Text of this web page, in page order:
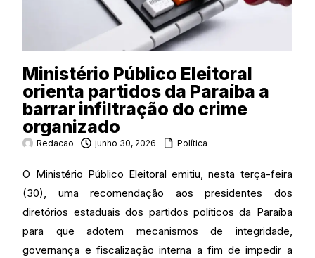
Ministério Público Eleitoral
orienta partidos da Paraíba a
barrar infiltração do crime
organizado
Redacao junho 30, 2026 Política
O Ministério Público Eleitoral emitiu, nesta terça-feira
(30), uma recomendação aos presidentes dos
diretórios estaduais dos partidos políticos da Paraíba
para que adotem mecanismos de integridade,
governança e fiscalização interna a fim de impedir a